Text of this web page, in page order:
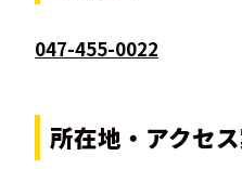
047-455-0022
所在地・アクセ